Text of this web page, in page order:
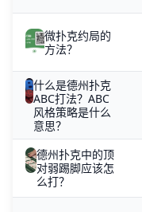
微扑克约局的
方法？
什么是德州扑克
ABC打法？ABC
风格策略是什么
意思？
德州扑克中的顶
对弱踢脚应该怎
么打？